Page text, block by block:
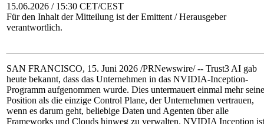
15.06.2026 / 15:30 CET/CEST
Für den Inhalt der Mitteilung ist der Emittent / Herausgeber
verantwortlich.
SAN FRANCISCO, 15. Juni 2026 /PRNewswire/ -- Trust3 AI gab
heute bekannt, dass das Unternehmen in das NVIDIA-Inception-
Programm aufgenommen wurde. Dies untermauert einmal mehr seine
Position als die einzige Control Plane, der Unternehmen vertrauen,
wenn es darum geht, beliebige Daten und Agenten über alle
Frameworks und Clouds hinweg zu verwalten. NVIDIA Inception ist